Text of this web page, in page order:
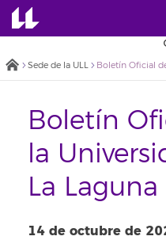
Sede de la ULL Boletín Oficial
Boletín
la
La Laguna
14 de octubre de